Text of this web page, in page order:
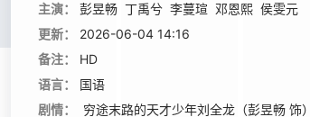
主演：
彭昱畅 丁禹兮 李蔓瑄 邓恩熙 侯雯元
更新：
2026-06-04 14:16
备注：
HD
语言：
国语
剧情：
穷途末路的天才少年刘全龙（彭昱畅 饰